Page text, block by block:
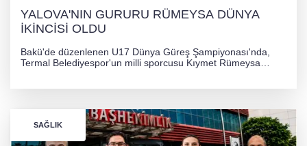
YALOVA'NIN GURURU RÜMEYSA DÜNYA
İKİNCİSİ OLDU
Bakü'de düzenlenen U17 Dünya Güreş Şampiyonası'nda,
Termal Belediyespor'un milli sporcusu Kıymet Rümeysa
SAĞLIK